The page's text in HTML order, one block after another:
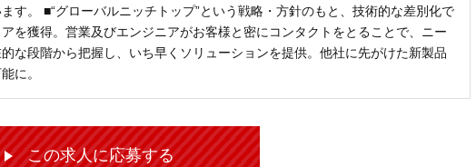
す。 ■“グローバルニッチトップ”という戦略・方針のもと、技術的な差別化で
を獲得。営業及びエンジニアがお客様と密にコンタクトをとることで、ニー
的な段階から把握し、いち早くソリューションを提供。他社に先がけた新製品
に。
この求人に応募する